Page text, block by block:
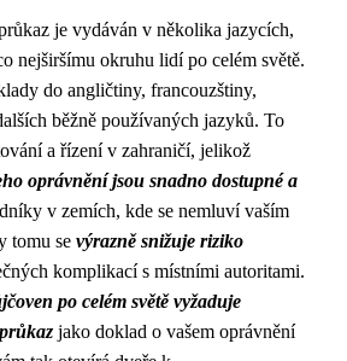
je vydáván v několika jazycích,
nejširšímu okruhu lidí po celém světě.
do angličtiny, francouzštiny,
běžně používaných jazyků. To
a řízení v zahraničí, jelikož
oprávnění jsou snadno dostupné a
v zemích, kde se nemluví vaším
tomu se výrazně snižuje riziko
komplikací s místními autoritami.
po celém světě vyžaduje
jako doklad o vašem oprávnění